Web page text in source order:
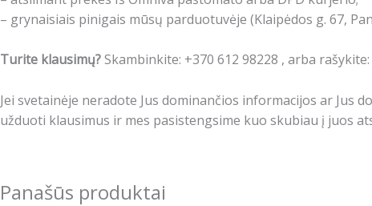
– grynaisiais pinigais mūsų parduotuvėje (Klaipėdos g. 67,
Turite klausimų?Skambinkite: +370 612 98228 , arba
Jei svetainėje neradote Jus dominančios informacijos ar Jus
užduoti klausimus ir mes pasistengsime kuo skubiau į juos
Panašūs produktai